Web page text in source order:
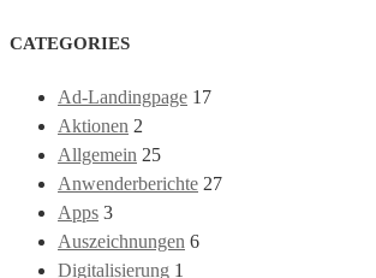
CATEGORIES
Ad-Landingpage 17
Aktionen 2
Allgemein 25
Anwenderberichte 27
Apps 3
Auszeichnungen 6
Digitalisierung 1